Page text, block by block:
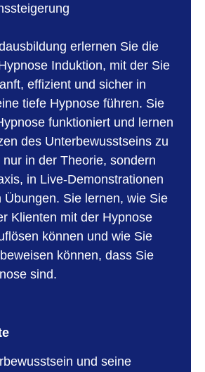
erlernen Sie die
Induktion, mit der Sie
effizient und sicher in
tiefe Hypnose führen. Sie
funktioniert und lernen
des Unterbewusstseins zu
in der Theorie, sondern
in Live-Demonstrationen
Übungen. Sie lernen, wie Sie
Klienten mit der Hypnose
können und wie Sie
können, dass Sie
sind.
und seine